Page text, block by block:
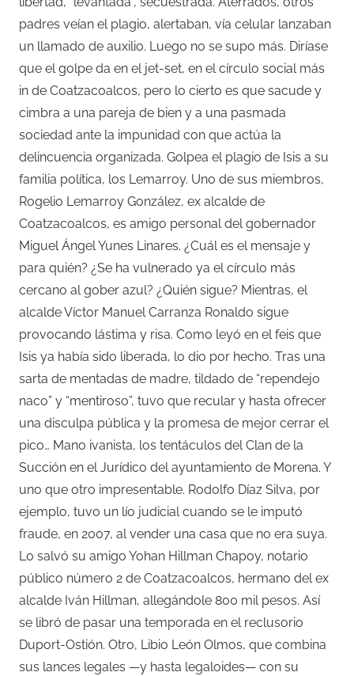
padres veían el plagio, alertaban, vía celular lanzaban
un llamado de auxilio. Luego no se supo más. Diríase
que el golpe da en el jet-set, en el círculo social más
in de Coatzacoalcos, pero lo cierto es que sacude y
cimbra a una pareja de bien y a una pasmada
sociedad ante la impunidad con que actúa la
delincuencia organizada. Golpea el plagio de Isis a su
familia política, los Lemarroy. Uno de sus miembros,
Rogelio Lemarroy González, ex alcalde de
Coatzacoalcos, es amigo personal del gobernador
Miguel Ángel Yunes Linares. ¿Cuál es el mensaje y
para quién? ¿Se ha vulnerado ya el círculo más
cercano al gober azul? ¿Quién sigue? Mientras, el
alcalde Víctor Manuel Carranza Ronaldo sigue
provocando lástima y risa. Como leyó en el feis que
Isis ya había sido liberada, lo dio por hecho. Tras una
sarta de mentadas de madre, tildado de “rependejo
naco” y “mentiroso”, tuvo que recular y hasta ofrecer
una disculpa pública y la promesa de mejor cerrar el
pico… Mano ivanista, los tentáculos del Clan de la
Succión en el Jurídico del ayuntamiento de Morena. Y
uno que otro impresentable. Rodolfo Díaz Silva, por
ejemplo, tuvo un lío judicial cuando se le imputó
fraude, en 2007, al vender una casa que no era suya.
Lo salvó su amigo Yohan Hillman Chapoy, notario
público número 2 de Coatzacoalcos, hermano del ex
alcalde Iván Hillman, allegándole 800 mil pesos. Así
se libró de pasar una temporada en el reclusorio
Duport-Ostión. Otro, Libio León Olmos, que combina
sus lances legales —y hasta legaloides— con su